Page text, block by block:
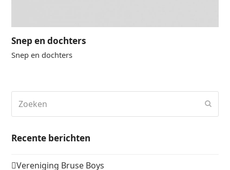
Snep en dochters
Snep en dochters
Recente berichten
Vereniging Bruse Boys